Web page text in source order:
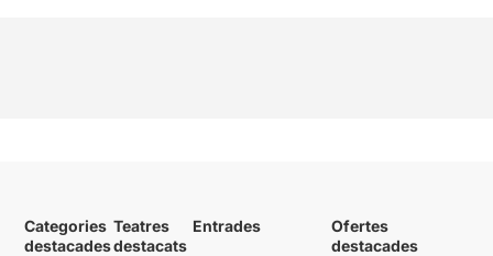
Categories
destacades
Teatres
destacats
Entrades
Ofertes
destacades